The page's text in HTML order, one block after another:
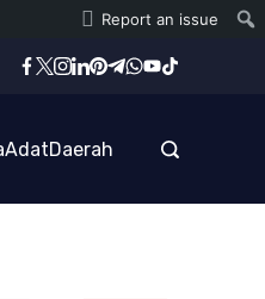
Report an issue
AdatDaerah